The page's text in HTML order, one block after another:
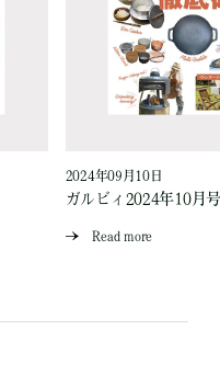
2024年09月10日
ガルビィ2024年10月
Read more